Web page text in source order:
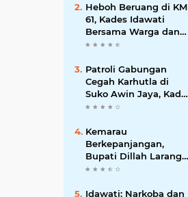
Heboh Beruang di KM
61, Kades Idawati
Bersama Warga dan
BPD Turun Langsung
Patroli Gabungan
Cegah Karhutla di
Suko Awin Jaya, Kades
Idawati Gandeng PT
Kemarau
Berkepanjangan,
Bupati Dillah Larang
Camat Tinggalkan
Hadapi Karhutla dan
Idawati: Narkoba dan